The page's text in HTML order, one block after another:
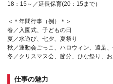
18：15～／延長保育(20：15まで）
＜＊年間行事（例）＊＞
春／入園式、子どもの日
夏／水遊び、七夕、夏祭り
秋／運動会ごっこ、ハロウィン、遠足
冬／クリスマス会、節分、ひな祭り、
仕事の魅力